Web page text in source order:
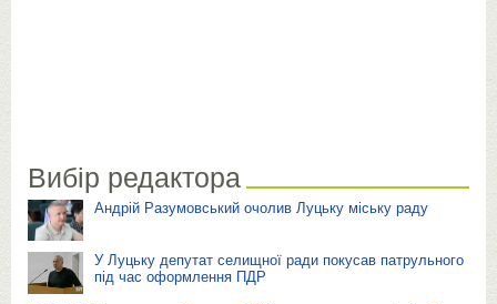
Вибір редактора
Андрій Разумовський очолив Луцьку міську раду
У Луцьку депутат селищної ради покусав патрульного
під час оформлення ПДР